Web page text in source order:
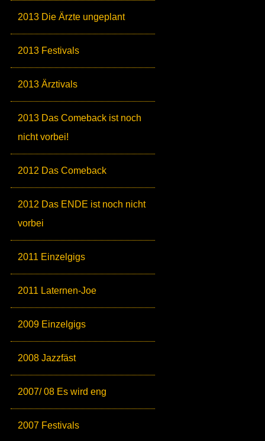
2013 Die Ärzte ungeplant
2013 Festivals
2013 Ärztivals
2013 Das Comeback ist noch
nicht vorbei!
2012 Das Comeback
2012 Das ENDE ist noch nicht
vorbei
2011 Einzelgigs
2011 Laternen-Joe
2009 Einzelgigs
2008 Jazzfäst
2007/ 08 Es wird eng
2007 Festivals